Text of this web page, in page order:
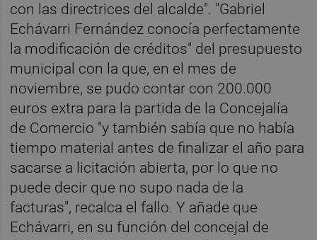
con las directrices del alcalde". "Gabriel
Echávarri Fernández conocía perfectamente
la modificación de créditos" del presupuesto
municipal con la que, en el mes de
noviembre, se pudo contar con 200.000
euros extra para la partida de la Concejalía
de Comercio "y también sabía que no había
tiempo material antes de finalizar el año para
sacarse a licitación abierta, por lo que no
puede decir que no supo nada de la
facturas", recalca el fallo. Y añade que
Echávarri, en su función del concejal de